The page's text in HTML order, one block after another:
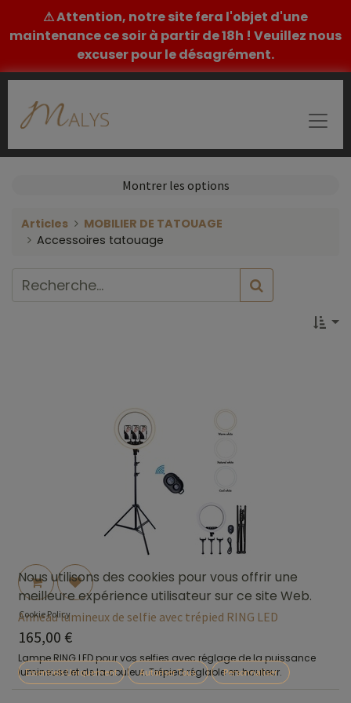
⚠ Attention, notre site fera l'objet d'une
maintenance ce soir à partir de 18h ! Veuillez nous
excuser pour le désagrément.
Montrer les options
Articles
MOBILIER DE TATOUAGE
Accessoires tatouage
Anneau lumineux de selfie avec trépied RING LED
165,00 €
Lampe RING LED pour vos selfies avec réglage de la puissance
lumineuse et de la couleur. Trépied réglable en hauteur.
Nous utilisons des cookies pour vous offrir une
meilleure expérience utilisateur sur ce site Web.
Cookie Policy
Essentiels Uniquement Autoriser Tous Personnaliser